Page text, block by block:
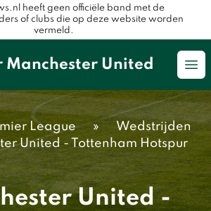
heeft geen officiële band met de
of clubs die op deze website worden
vermeld.
Manchester United
League »
Wedstrijden
United - Tottenham Hotspur
United -